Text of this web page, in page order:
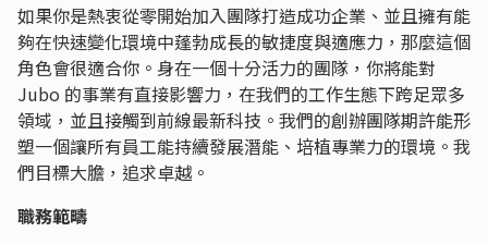
如果你是熱衷從零開始加入團隊打造成功企業、並且擁有能
夠在快速變化環境中蓬勃成長的敏捷度與適應力，那麼這個
角色會很適合你。身在一個十分活力的團隊，你將能對
Jubo 的事業有直接影響力，在我們的工作生態下跨足眾多
領域，並且接觸到前線最新科技。我們的創辦團隊期許能形
塑一個讓所有員工能持續發展潛能、培植專業力的環境。我
們目標大膽，追求卓越。
職務範疇